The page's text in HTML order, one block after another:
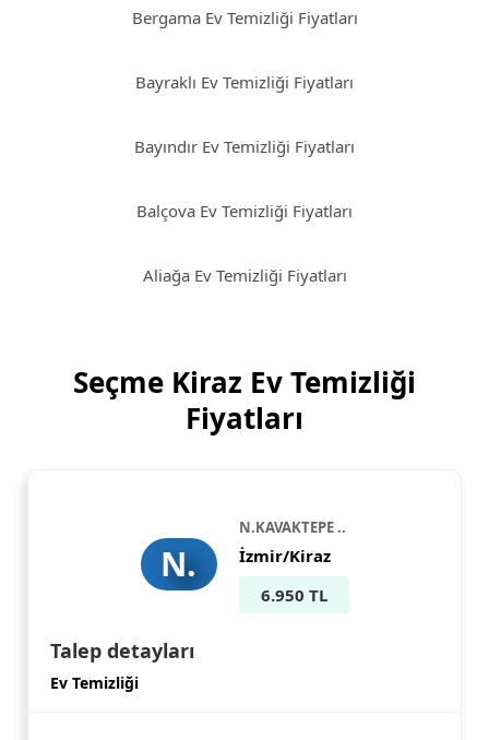
Bergama Ev Temizliği Fiyatları
Bayraklı Ev Temizliği Fiyatları
Bayındır Ev Temizliği Fiyatları
Balçova Ev Temizliği Fiyatları
Aliağa Ev Temizliği Fiyatları
Seçme Kiraz Ev Temizliği
Fiyatları
N.
N.KAVAKTEPE ..
İzmir/Kiraz
6.950 TL
Talep detayları
Ev Temizliği